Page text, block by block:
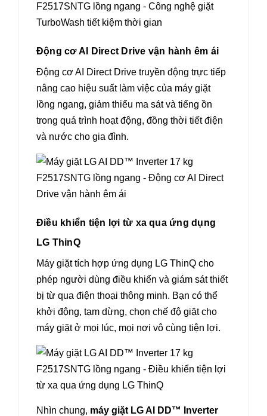
Động cơ AI Direct Drive vận hành êm ái
Động cơ AI Direct Drive truyền động trực tiếp
nâng cao hiệu suất làm việc của máy giặt
lồng ngang, giảm thiểu ma sát và tiếng ồn
trong quá trình hoạt động, đồng thời tiết điện
và nước cho gia đình.
Điều khiển tiện lợi từ xa qua ứng dụng
LG ThinQ
Máy giặt tích hợp ứng dụng LG ThinQ cho
phép người dùng điều khiển và giám sát thiết
bị từ qua điện thoại thông minh. Bạn có thể
khởi động, tạm dừng, chọn chế độ giặt cho
máy giặt ở mọi lúc, mọi nơi vô cùng tiện lợi.
Nhìn chung, máy giặt LG AI DD™ Inverter